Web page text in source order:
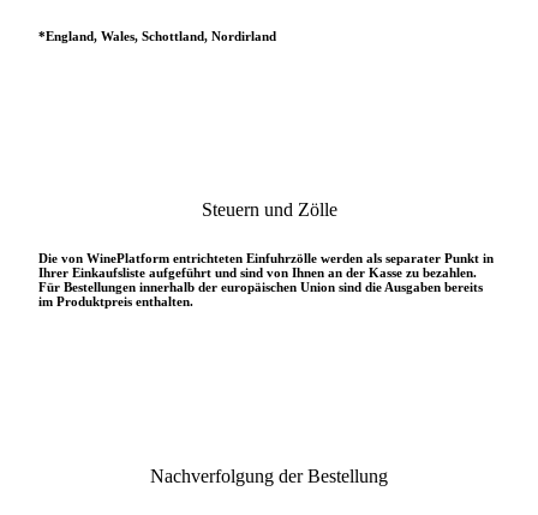
*England, Wales, Schottland, Nordirland
Steuern und Zölle
Die von WinePlatform entrichteten Einfuhrzölle werden als separater Punkt in
Ihrer Einkaufsliste aufgeführt und sind von Ihnen an der Kasse zu bezahlen.
Für Bestellungen innerhalb der europäischen Union sind die Ausgaben bereits
im Produktpreis enthalten.
Nachverfolgung der Bestellung